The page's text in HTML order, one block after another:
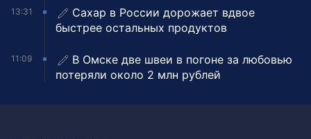
13:31
Сахар в России дорожает вдвое
быстрее остальных продуктов
11:09
В Омске две швеи в погоне за любовью
потеряли около 2 млн рублей